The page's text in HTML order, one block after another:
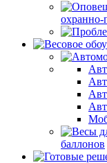
баллонов